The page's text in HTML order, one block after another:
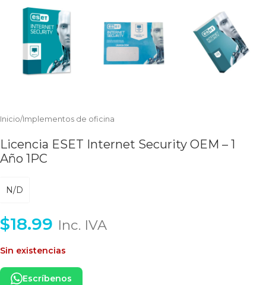
Inicio/Implementos de oficina
Licencia ESET Internet Security OEM – 1
Año 1PC
N/D
$18.99 Inc. IVA
Sin existencias
Escríbenos